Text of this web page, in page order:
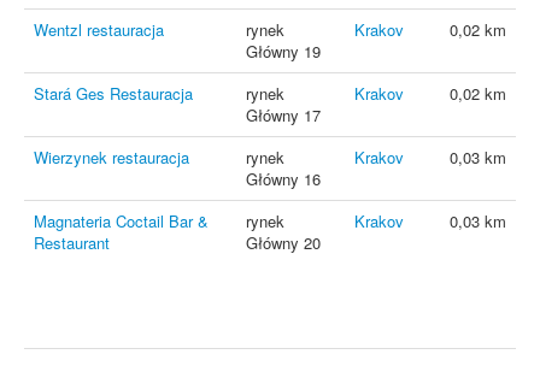
Wentzl restauracja
rynek
Główny 19
Krakov 0,02 km
Stará Ges Restauracja
rynek
Główny 17
Krakov 0,02 km
Wierzynek restauracja
rynek
Główny 16
Krakov 0,03 km
Magnateria Coctail Bar &
Restaurant
rynek
Główny 20
Krakov 0,03 km